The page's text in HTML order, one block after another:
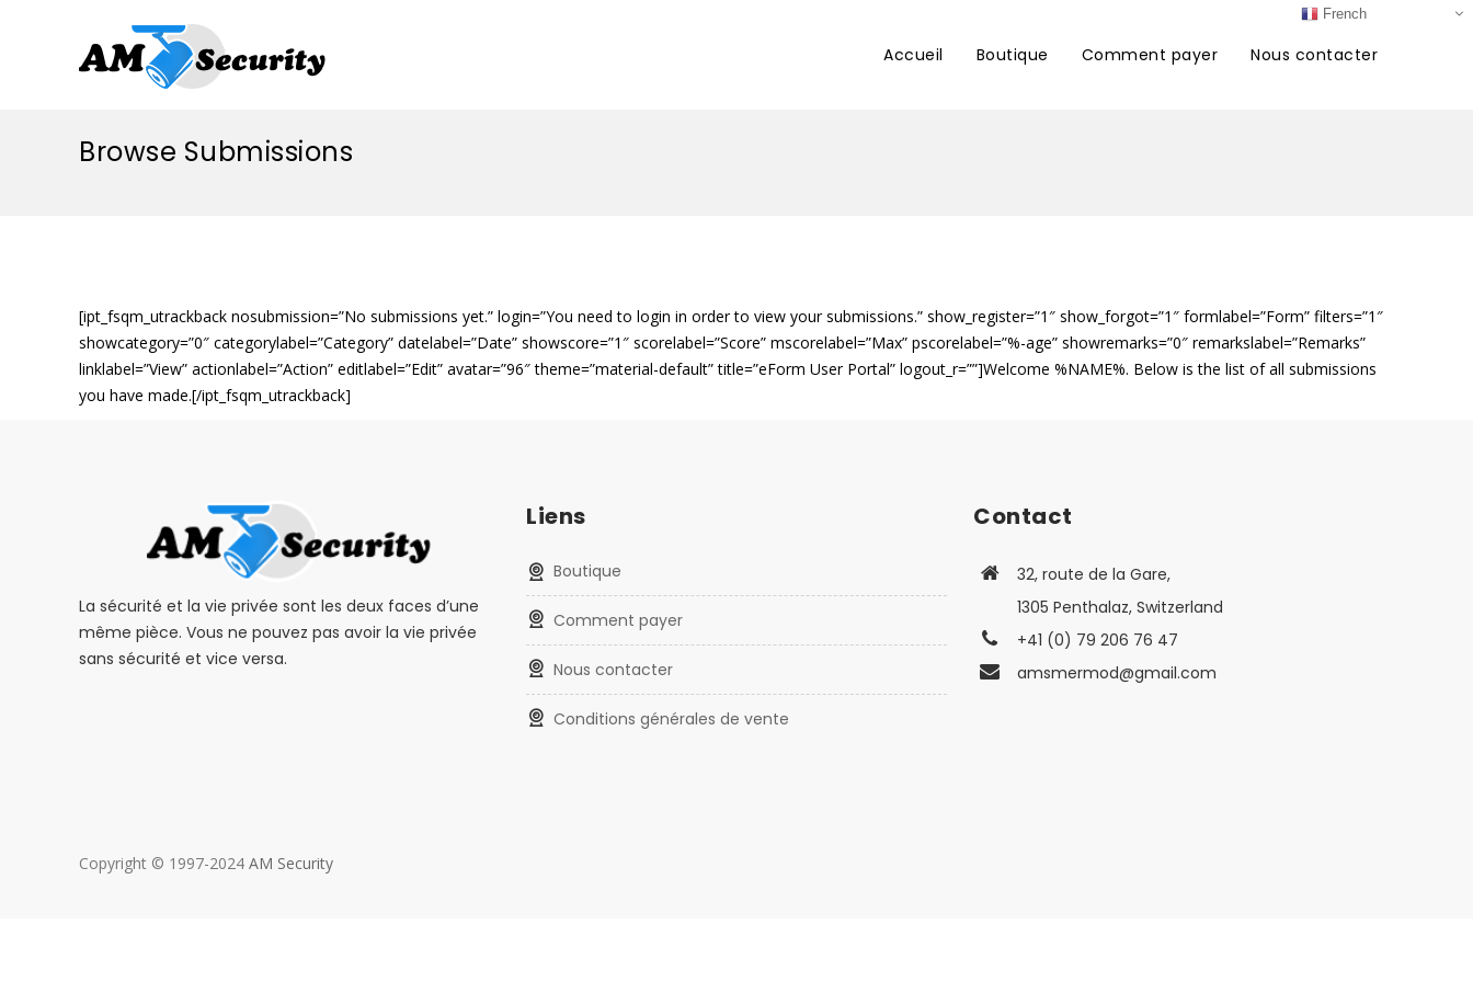
Accueil Boutique Comment payer Nous contacter
Browse Submissions
[ipt_fsqm_utrackback nosubmission=”No submissions yet.” login=”You need to login in order to view your submissions.” show_register=”1″ show_forgot=”1″ formlabel=”Form” filters=”1″
showcategory=”0″ categorylabel=”Category” datelabel=”Date” showscore=”1″ scorelabel=”Score” mscorelabel=”Max” pscorelabel=”%-age” showremarks=”0″ remarkslabel=”Remarks”
linklabel=”View” actionlabel=”Action” editlabel=”Edit” avatar=”96″ theme=”material-default” title=”eForm User Portal” logout_r=””]Welcome %NAME%. Below is the list of all submissions
you have made.[/ipt_fsqm_utrackback]
French
La sécurité et la vie privée sont les deux faces d’une
même pièce. Vous ne pouvez pas avoir la vie privée
sans sécurité et vice versa.
Liens
Boutique
Comment payer
Nous contacter
Conditions générales de vente
Contact
32, route de la Gare,
1305 Penthalaz, Switzerland
+41 (0) 79 206 76 47
amsmermod@gmail.com
Copyright © 1997-2024 AM Security